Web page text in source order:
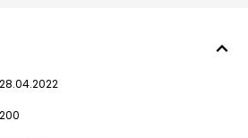
28.04.2022
200